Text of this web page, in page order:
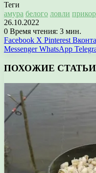
Теги
амура белого ловли
26.10.2022
0 Время чтения: 3 мин.
Facebook X Pinterest
Messenger WhatsApp
ПОХОЖИЕ СТАТЬИ